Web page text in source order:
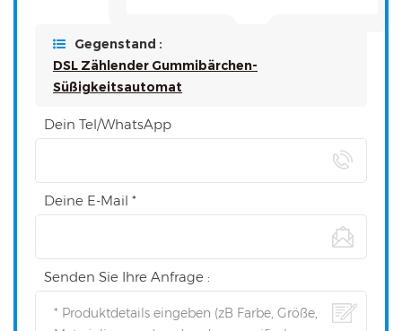
Gegenstand :
DSL Zählender Gummibärchen-
Süßigkeitsautomat
Dein Tel/WhatsApp
Deine E-Mail *
Senden Sie Ihre Anfrage :